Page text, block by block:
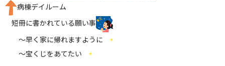
病棟デイルーム
短冊に書かれている願い事
～早く家に帰れますように
～宝くじをあてたい